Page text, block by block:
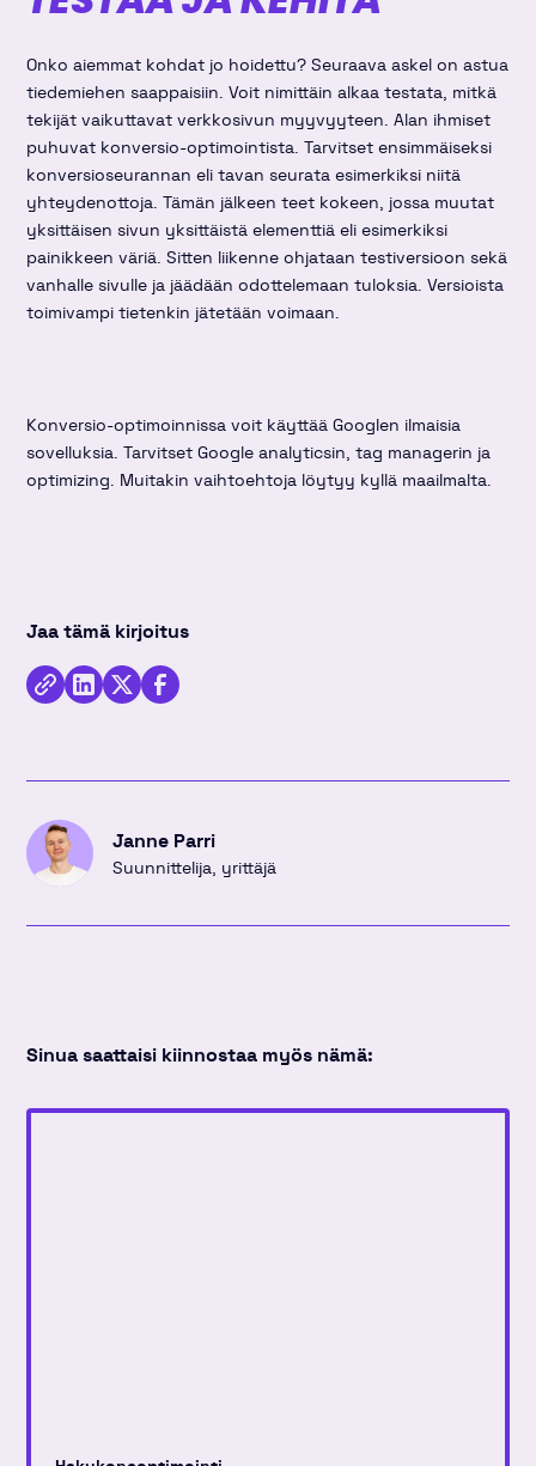
Onko aiemmat kohdat jo hoidettu? Seuraava askel on astua
tiedemiehen saappaisiin. Voit nimittäin alkaa testata, mitkä
tekijät vaikuttavat verkkosivun myyvyyteen. Alan ihmiset
puhuvat konversio-optimointista. Tarvitset ensimmäiseksi
konversioseurannan eli tavan seurata esimerkiksi niitä
yhteydenottoja. Tämän jälkeen teet kokeen, jossa muutat
yksittäisen sivun yksittäistä elementtiä eli esimerkiksi
painikkeen väriä. Sitten liikenne ohjataan testiversioon sekä
vanhalle sivulle ja jäädään odottelemaan tuloksia. Versioista
toimivampi tietenkin jätetään voimaan.
Konversio-optimoinnissa voit käyttää Googlen ilmaisia
sovelluksia. Tarvitset Google analyticsin, tag managerin ja
optimizing. Muitakin vaihtoehtoja löytyy kyllä maailmalta.
Jaa tämä kirjoitus
KopioiJaa
Jaa
Jaa
Janne Parri
Suunnittelija, yrittäjä
Sinua saattaisi kiinnostaa myös nämä: